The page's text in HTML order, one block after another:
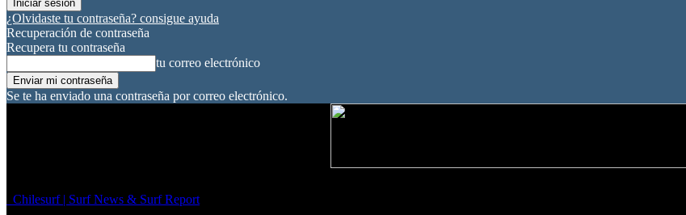
¿Olvidaste tu contraseña? consigue ayuda
Recuperación de contraseña
Recupera tu contraseña
tu correo electrónico
Se te ha enviado una contraseña por correo electrónico.
Chilesurf | Surf News & Surf Report